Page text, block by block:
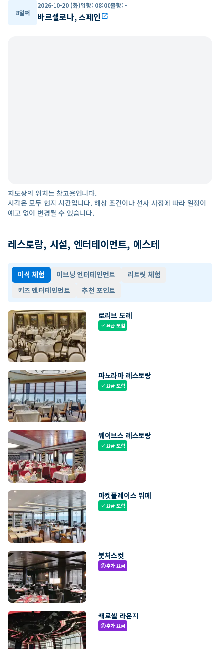
8일째
2026-10-20 (화)입항: 08:00출항: -
바르셀로나, 스페인open_in_new
지도상의 위치는 참고용입니다.
시각은 모두 현지 시간입니다. 해상 조건이나 선사 사정에 따라 일정이
예고 없이 변경될 수 있습니다.
레스토랑, 시설, 엔터테이먼트, 에스테
미식 체험 이브닝 엔터테인먼트
리트릿 체험
키즈 엔터테인먼트
추천 포인트
로리브 도레
check요금 포함
파노라마 레스토랑
check요금 포함
웨이브스 레스토랑
check요금 포함
마켓플레이스 뷔페
check요금 포함
붓처스컷
paid추가 요금
캐로셀 라운지
paid추가 요금